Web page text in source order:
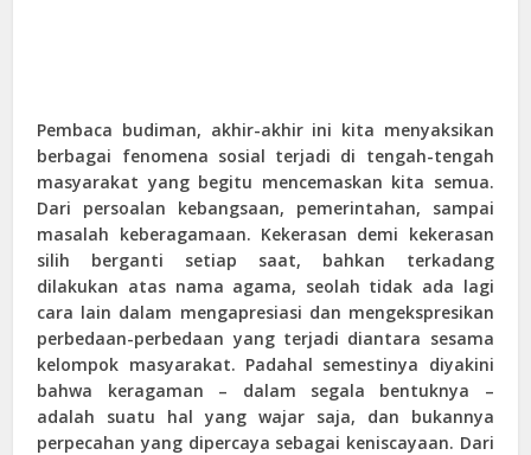
Pembaca budiman, akhir-akhir ini kita menyaksikan
berbagai fenomena sosial terjadi di tengah-tengah
masyarakat yang begitu mencemaskan kita semua.
Dari persoalan kebangsaan, pemerintahan, sampai
masalah keberagamaan. Kekerasan demi kekerasan
silih berganti setiap saat, bahkan terkadang
dilakukan atas nama agama, seolah tidak ada lagi
cara lain dalam mengapresiasi dan mengekspresikan
perbedaan-perbedaan yang terjadi diantara sesama
kelompok masyarakat. Padahal semestinya diyakini
bahwa keragaman – dalam segala bentuknya –
adalah suatu hal yang wajar saja, dan bukannya
perpecahan yang dipercaya sebagai keniscayaan. Dari